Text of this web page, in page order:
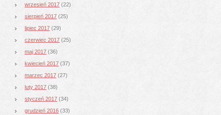
wrzesień 2017 (22)
sierpień 2017 (25)
lipiec 2017 (29)
czerwiec 2017 (25)
maj 2017 (36)
kwiecień 2017 (37)
marzec 2017 (27)
luty 2017 (38)
styczeń 2017 (34)
grudzień 2016 (33)